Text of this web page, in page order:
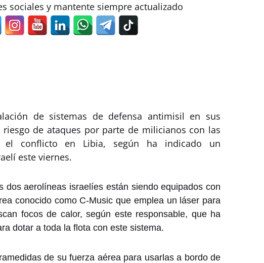
sociales y mantente siempre actualizado
de sistemas de defensa antimisil en sus
de ataques por parte de milicianos con las
el conflicto en Libia, según ha indicado un
este viernes.
dos aerolíneas israelíes están siendo equipados con
conocido como C-Music que emplea un láser para
focos de calor, según este responsable, que ha
dotar a toda la flota con este sistema.
de su fuerza aérea para usarlas a bordo de